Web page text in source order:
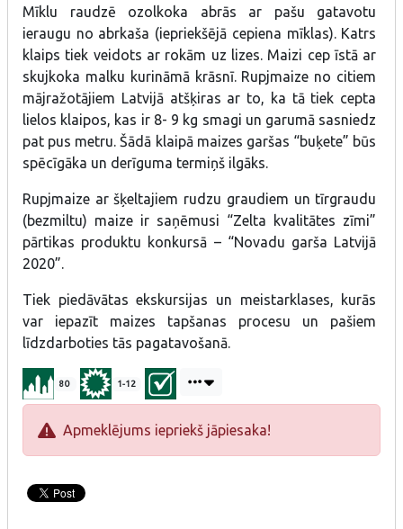
Mīklu raudzē ozolkoka abrās ar pašu gatavotu
ieraugu no abrkaša (iepriekšējā cepiena mīklas). Katrs
klaips tiek veidots ar rokām uz lizes. Maizi cep īstā ar
skujkoka malku kurināmā krāsnī. Rupjmaize no citiem
mājražotājiem Latvijā atšķiras ar to, ka tā tiek cepta
lielos klaipos, kas ir 8- 9 kg smagi un garumā sasniedz
pat pus metru. Šādā klaipā maizes garšas “buķete” būs
spēcīgāka un derīguma termiņš ilgāks.
Rupjmaize ar šķeltajiem rudzu graudiem un tīrgraudu
(bezmiltu) maize ir saņēmusi “Zelta kvalitātes zīmi”
pārtikas produktu konkursā – “Novadu garša Latvijā
2020”.
Tiek piedāvātas ekskursijas un meistarklases, kurās
var iepazīt maizes tapšanas procesu un pašiem
līdzdarboties tās pagatavošanā.
80 1-12
Apmeklējums iepriekš jāpiesaka!